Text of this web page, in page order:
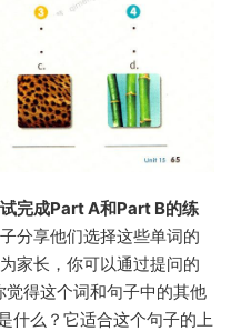
完成Part A和Part B的练
分享他们选择这些单词的
家长，你可以通过提问的
得这个词和句子中的其他
什么？它适合这个句子的上